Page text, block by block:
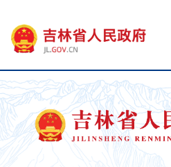
开
无
障
碍
说
明